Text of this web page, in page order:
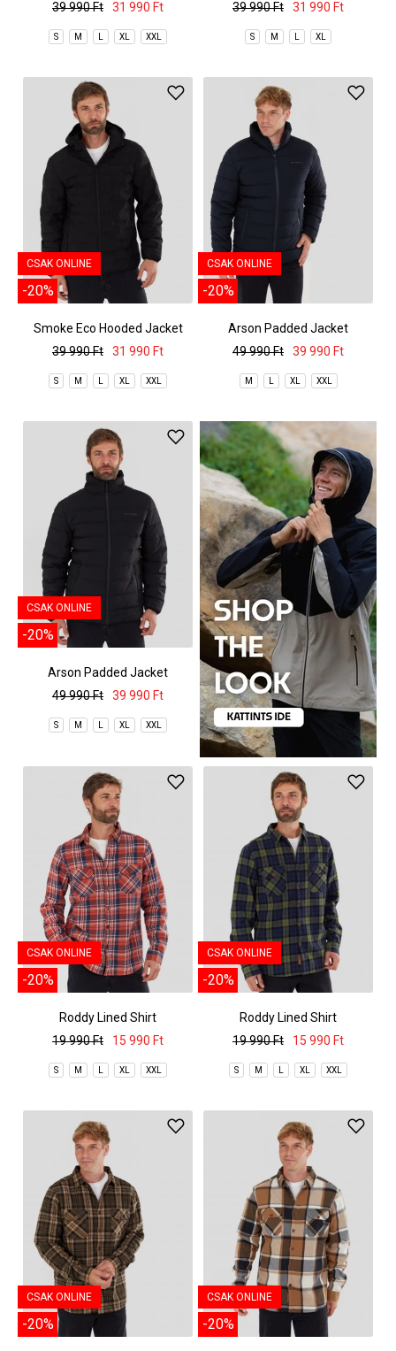
39 990 Ft 31 990 Ft
S M L XL XXL
39 990 Ft 31 990 Ft
S M L XL
CSAK ONLINE
-20%
Smoke Eco Hooded Jacket
39 990 Ft
31 990 Ft
S M L XL XXL
CSAK ONLINE
-20%
Arson Padded Jacket
49 990 Ft
39 990 Ft
M L XL XXL
CSAK ONLINE
-20%
Arson Padded Jacket
49 990 Ft
39 990 Ft
S M L XL XXL
CSAK ONLINE
-20%
Roddy Lined Shirt
19 990 Ft
15 990 Ft
S M L XL XXL
CSAK ONLINE
-20%
Roddy Lined Shirt
19 990 Ft
15 990 Ft
S M L XL XXL
CSAK ONLINE
-20%
CSAK ONLINE
-20%